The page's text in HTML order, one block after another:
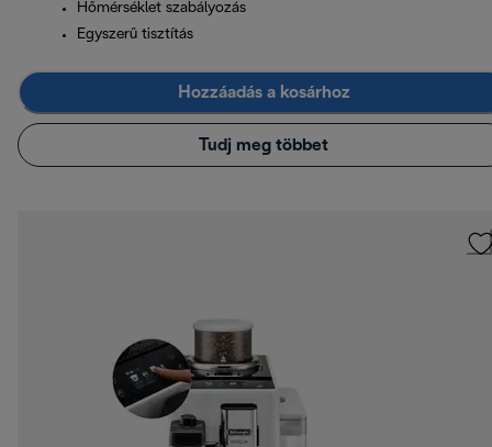
Hőmérséklet szabályozás
Egyszerű tisztítás
Hozzáadás a kosárhoz
Tudj meg többet